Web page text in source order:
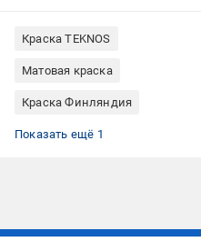
Краска TEKNOS
Матовая краска
Краска Финляндия
Краска с колорированием
Показать ещё 1